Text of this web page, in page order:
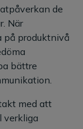
de
När
på produktnivå
bättre
med att
verkliga